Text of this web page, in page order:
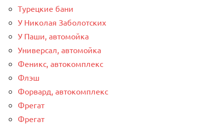
Турецкие бани
У Николая Заболотских
У Паши, автомойка
Универсал, автомойка
Феникс, автокомплекс
Флэш
Форвард, автокомплекс
Фрегат
Фрегат